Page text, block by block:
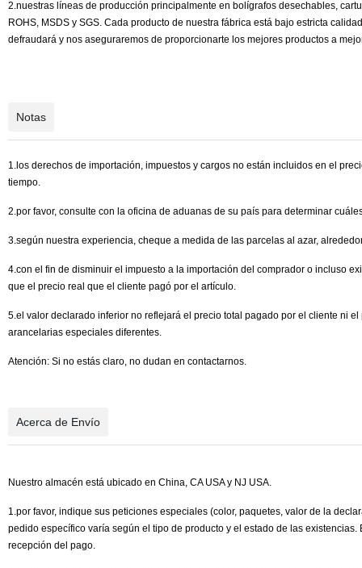
2.nuestras líneas de producción principalmente en bolígrafos desechables,
ROHS, MSDS y SGS. Cada producto de nuestra fábrica está bajo estricta
defraudará y nos aseguraremos de proporcionarte los mejores productos a
Notas
1.los derechos de importación, impuestos y cargos no están incluidos en el
tiempo.
2.por favor, consulte con la oficina de aduanas de su país para determinar
3.según nuestra experiencia, cheque a medida de las parcelas al azar,
4.con el fin de disminuir el impuesto a la importación del comprador o incluso
que el precio real que el cliente pagó por el artículo.
5.el valor declarado inferior no reflejará el precio total pagado por el cliente ni
arancelarias especiales diferentes.
Atención: Si no estás claro, no dudan en contactarnos.
Acerca de Envío
Nuestro almacén está ubicado en China, CA USA y NJ USA.
1.por favor, indique sus peticiones especiales (color, paquetes, valor de la
pedido específico varía según el tipo de producto y el estado de las
recepción del pago.